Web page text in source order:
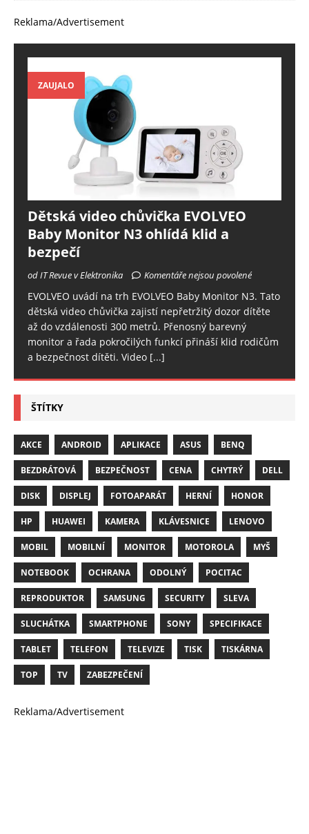
Reklama/Advertisement
ZAUJALO
Dětská video chůvička EVOLVEO
Baby Monitor N3 ohlídá klid a
bezpečí
od IT Revue v Elektronika Komentáře nejsou povolené
EVOLVEO uvádí na trh EVOLVEO Baby Monitor N3. Tato
dětská video chůvička zajistí nepřetržitý dozor dítěte
až do vzdálenosti 300 metrů. Přenosný barevný
monitor a řada pokročilých funkcí přináší klid rodičům
a bezpečnost dítěti. Video [...]
ŠTÍTKY
AKCE ANDROID APLIKACE ASUS BENQ
BEZDRÁTOVÁ BEZPEČNOST CENA CHYTRÝ DELL
DISK DISPLEJ FOTOAPARÁT HERNÍ HONOR
HP HUAWEI KAMERA KLÁVESNICE LENOVO
MOBIL MOBILNÍ MONITOR MOTOROLA MYŠ
NOTEBOOK OCHRANA ODOLNÝ POCITAC
REPRODUKTOR SAMSUNG SECURITY SLEVA
SLUCHÁTKA SMARTPHONE SONY SPECIFIKACE
TABLET TELEFON TELEVIZE TISK TISKÁRNA
TOP TV ZABEZPEČENÍ
Reklama/Advertisement